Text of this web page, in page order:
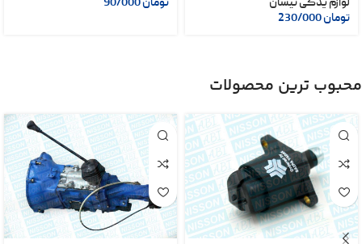
تومان
محبوب ترین محصولات